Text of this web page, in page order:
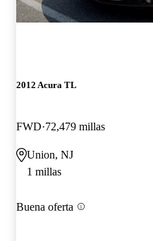
2012 Acura TL
FWD 72,479 millas
Union, NJ
1 millas
Buena oferta